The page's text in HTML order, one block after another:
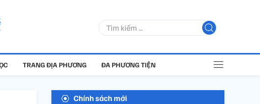
TRANG ĐỊA PHƯƠNG ĐA PHƯƠNG TIỆN
Chính sách mới